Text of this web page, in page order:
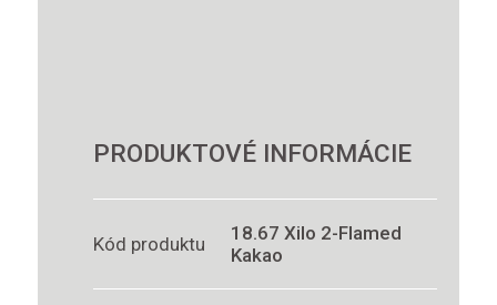
PRODUKTOVÉ INFORMÁCIE
Kód produktu
18.67 Xilo 2-Flamed
Kakao